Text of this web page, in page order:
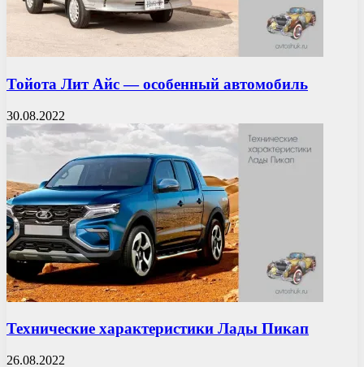
Тойота Лит Айс — особенный автомобиль
30.08.2022
Технические характеристики Лады Пикап
26.08.2022